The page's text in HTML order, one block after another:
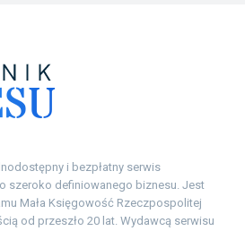
i bezpłatny serwis
szeroko definiowanego biznesu. Jest
Mała Księgowość Rzeczpospolitej
od przeszło 20 lat. Wydawcą serwisu